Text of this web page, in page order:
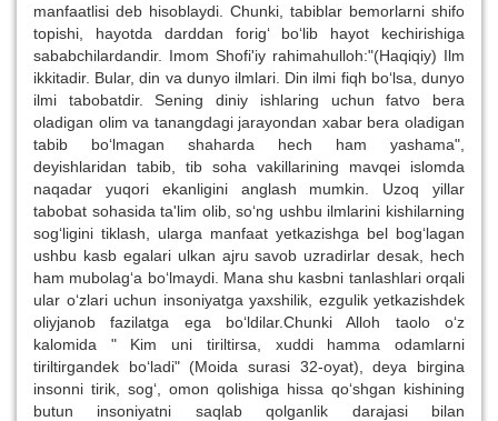
manfaatlisi deb hisoblaydi. Chunki, tabiblar bemorlarni shifo
topishi, hayotda darddan forig‘ bo‘lib hayot kechirishiga
sababchilardandir. Imom Shofi'iy rahimahulloh:"(Haqiqiy) Ilm
ikkitadir. Bular, din va dunyo ilmlari. Din ilmi fiqh bo‘lsa, dunyo
ilmi tabobatdir. Sening diniy ishlaring uchun fatvo bera
oladigan olim va tanangdagi jarayondan xabar bera oladigan
tabib bo‘lmagan shaharda hech ham yashama",
deyishlaridan tabib, tib soha vakillarining mavqei islomda
naqadar yuqori ekanligini anglash mumkin. Uzoq yillar
tabobat sohasida ta'lim olib, so‘ng ushbu ilmlarini kishilarning
sog‘ligini tiklash, ularga manfaat yetkazishga bel bog‘lagan
ushbu kasb egalari ulkan ajru savob uzradirlar desak, hech
ham mubolag‘a bo‘lmaydi. Mana shu kasbni tanlashlari orqali
ular o‘zlari uchun insoniyatga yaxshilik, ezgulik yetkazishdek
oliyjanob fazilatga ega bo‘ldilar.Chunki Alloh taolo o‘z
kalomida " Kim uni tiriltirsa, xuddi hamma odamlarni
tiriltirgandek bo‘ladi" (Moida surasi 32-oyat), deya birgina
insonni tirik, sog‘, omon qolishiga hissa qo‘shgan kishining
butun insoniyatni saqlab qolganlik darajasi bilan